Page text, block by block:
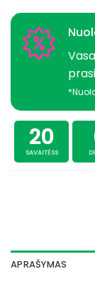
20
SAVAITĖSS
APRAŠYMAS